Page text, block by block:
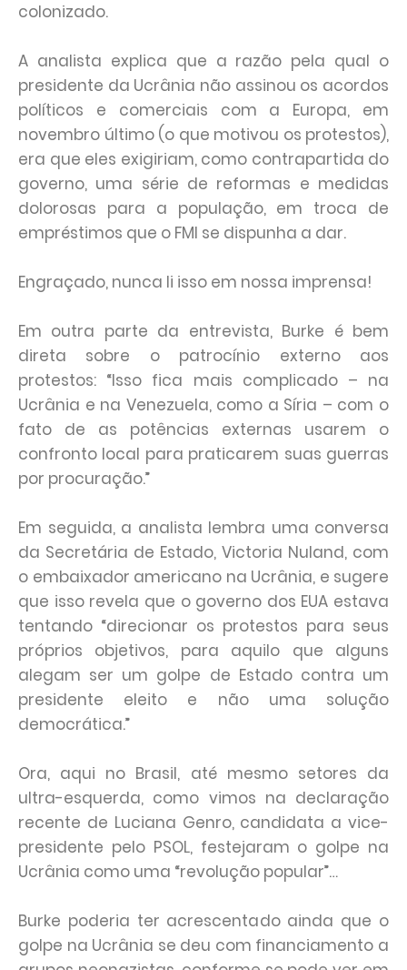
colonizado.
A analista explica que a razão pela qual o
presidente da Ucrânia não assinou os acordos
políticos e comerciais com a Europa, em
novembro último (o que motivou os protestos),
era que eles exigiriam, como contrapartida do
governo, uma série de reformas e medidas
dolorosas para a população, em troca de
empréstimos que o FMI se dispunha a dar.
Engraçado, nunca li isso em nossa imprensa!
Em outra parte da entrevista, Burke é bem
direta sobre o patrocínio externo aos
protestos: “Isso fica mais complicado – na
Ucrânia e na Venezuela, como a Síria – com o
fato de as potências externas usarem o
confronto local para praticarem suas guerras
por procuração.”
Em seguida, a analista lembra uma conversa
da Secretária de Estado, Victoria Nuland, com
o embaixador americano na Ucrânia, e sugere
que isso revela que o governo dos EUA estava
tentando “direcionar os protestos para seus
próprios objetivos, para aquilo que alguns
alegam ser um golpe de Estado contra um
presidente eleito e não uma solução
democrática.”
Ora, aqui no Brasil, até mesmo setores da
ultra-esquerda, como vimos na declaração
recente de Luciana Genro, candidata a vice-
presidente pelo PSOL, festejaram o golpe na
Ucrânia como uma “revolução popular”…
Burke poderia ter acrescentado ainda que o
golpe na Ucrânia se deu com financiamento a